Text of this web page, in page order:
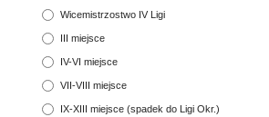
Wicemistrzostwo IV Ligi
III miejsce
IV-VI miejsce
VII-VIII miejsce
IX-XIII miejsce (spadek do Ligi Okr.)